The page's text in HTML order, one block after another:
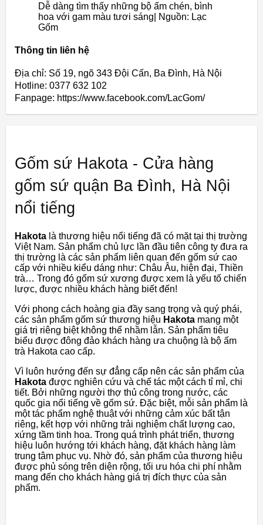
Dễ dàng tìm thấy những bộ ấm chén, bình
hoa với gam màu tươi sáng| Nguồn: Lạc
Gốm
Thông tin liên hệ
Địa chỉ: Số 19, ngõ 343 Đội Cấn, Ba Đình, Hà Nội
Hotline: 0377 632 102
Fanpage: https://www.facebook.com/LacGom/
Gốm sứ Hakota - Cửa hàng
gốm sứ quận Ba Đình, Hà Nội
nổi tiếng
Hakota là thương hiệu nổi tiếng đã có mặt tại thị trường
Việt Nam. Sản phẩm chủ lực lần đầu tiên công ty đưa ra
thị trường là các sản phẩm liên quan đến gốm sứ cao
cấp với nhiều kiểu dáng như: Châu Âu, hiện đại, Thiền
trà… Trong đó gốm sứ xương được xem là yếu tố chiến
lược, được nhiều khách hàng biết đến!
Với phong cách hoàng gia đầy sang trọng và quý phái,
các sản phẩm gốm sứ thương hiệu Hakota mang một
giá trị riêng biệt không thể nhầm lẫn. Sản phẩm tiêu
biểu được đông đảo khách hàng ưa chuộng là bộ ấm
trà Hakota cao cấp.
Vì luôn hướng đến sự đẳng cấp nên các sản phẩm của
Hakota được nghiên cứu và chế tác một cách tỉ mỉ, chi
tiết. Bởi những người thợ thủ công trong nước, các
quốc gia nổi tiếng về gốm sứ. Đặc biệt, mỗi sản phẩm là
một tác phẩm nghệ thuật với những cảm xúc bất tận
riêng, kết hợp với những trải nghiệm chất lượng cao,
xứng tầm tinh hoa. Trong quá trình phát triển, thương
hiệu luôn hướng tới khách hàng, đặt khách hàng làm
trung tâm phục vụ. Nhờ đó, sản phẩm của thương hiệu
được phủ sóng trên diện rộng, tối ưu hóa chi phí nhằm
mang đến cho khách hàng giá trị đích thực của sản
phẩm.